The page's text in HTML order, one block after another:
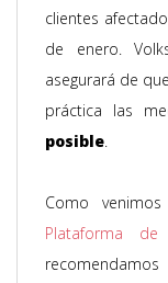
clientes
de enero.
asegurará de que
práctica las
posible.
Como
Plataforma